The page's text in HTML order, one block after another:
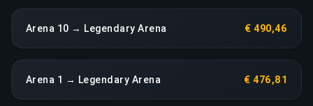
Arena 10 → Legendary Arena € 490,46
Arena 1 → Legendary Arena € 476,81